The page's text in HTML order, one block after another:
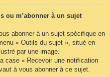
ou m’abonner à un sujet
abonner à un sujet spécifique en
« Outils du sujet », situé en
par une image.
case « Recevoir une notification
à vous abonner à ce sujet.